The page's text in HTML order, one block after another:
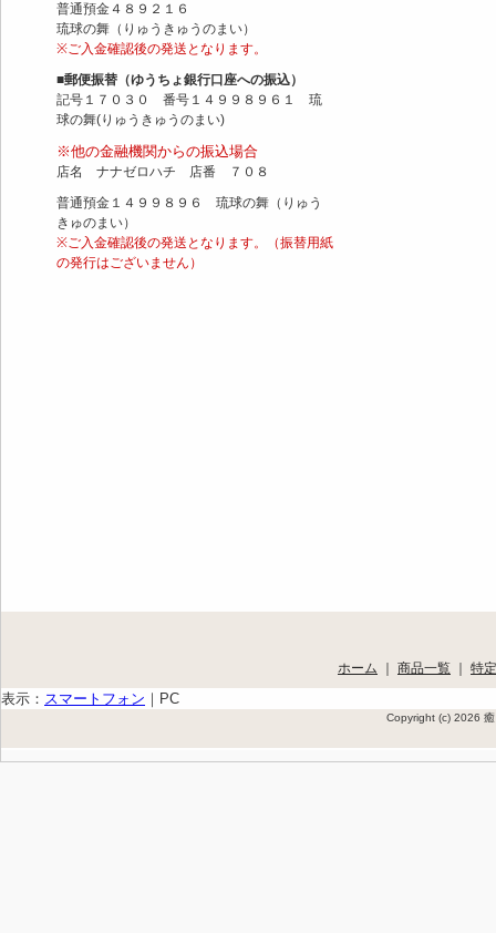
普通預金４８９２１６
琉球の舞（りゅうきゅうのまい）
※ご入金確認後の発送となります。
■郵便振替（ゆうちょ銀行口座への振込）
記号１７０３０ 番号１４９９８９６１ 琉
球の舞(りゅうきゅうのまい)
※他の金融機関からの振込場合
店名 ナナゼロハチ 店番 ７０８
普通預金１４９９８９６ 琉球の舞（りゅう
きゅのまい）
※ご入金確認後の発送となります。（振替用紙
の発行はございません）
ホーム ｜ 商品一覧 ｜ 特
表示： スマートフォン ｜ PC
Copyright (c) 2026